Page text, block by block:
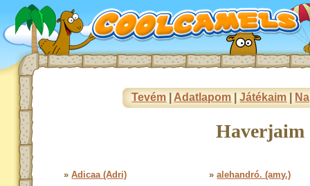
Tevém Adatlapom |Játékaim
Haverjaim
»Adicaa (Adri) »alehandró. (amy.)